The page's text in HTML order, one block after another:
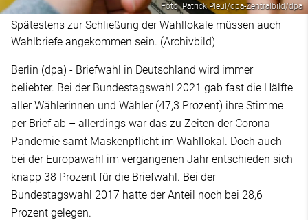
Foto: Patrick Pleul/dpa-Zentralbild/dpa
Spätestens zur Schließung der Wahllokale müssen auch
Wahlbriefe angekommen sein. (Archivbild)
Berlin (dpa) - Briefwahl in Deutschland wird immer
beliebter. Bei der Bundestagswahl 2021 gab fast die Hälfte
aller Wählerinnen und Wähler (47,3 Prozent) ihre Stimme
per Brief ab – allerdings war das zu Zeiten der Corona-
Pandemie samt Maskenpflicht im Wahllokal. Doch auch
bei der Europawahl im vergangenen Jahr entschieden sich
knapp 38 Prozent für die Briefwahl. Bei der
Bundestagswahl 2017 hatte der Anteil noch bei 28,6
Prozent gelegen.